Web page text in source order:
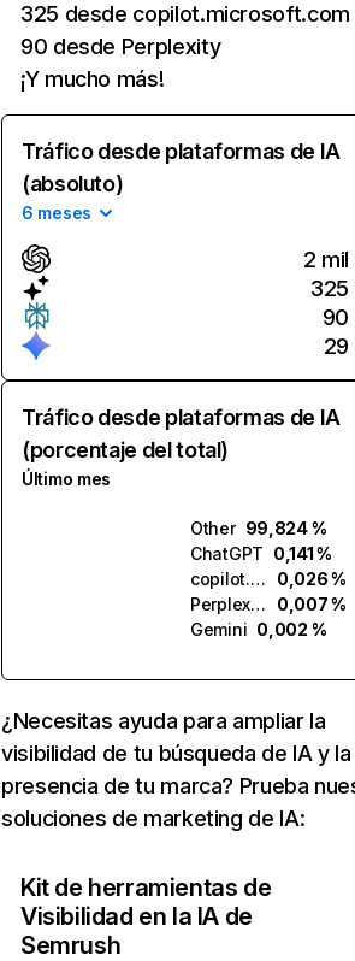
325 desde copilot.microsoft.com
90 desde Perplexity
¡Y mucho más!
Tráfico desde plataformas de IA
(absoluto)
6 meses
2 mil
325
90
29
Tráfico desde plataformas de IA
(porcentaje del total)
Último mes
Other 99,824 %
ChatGPT 0,141 %
copilot.microsoft.com
0,026 %
Perplexity
0,007 %
Gemini 0,002 %
¿Necesitas ayuda para ampliar la
visibilidad de tu búsqueda de IA y la
presencia de tu marca? Prueba
soluciones de marketing de IA:
Kit de herramientas de
Visibilidad en la IA de
Semrush